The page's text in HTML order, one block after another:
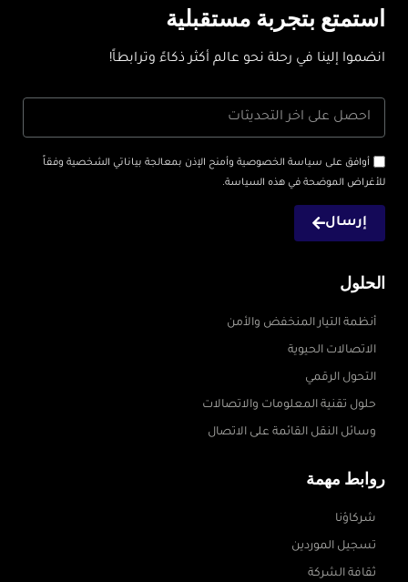
الحلول
أنظمة التيار المنخفض والأمن
الاتصالات الحيوية
التحول الرقمي
حلول تقنية المعلومات والاتصالات
وسائل النقل القائمة على الاتصال
روابط مهمة
شركاؤنا
تسجيل الموردين
ثقافة الشركة
استمتع بتجربة مستقبلية
انضموا إلينا في رحلة نحو عالم أكثر ذكاءً وترابطاً!
أوافق على سياسة الخصوصية وأمنح الإذن بمعالجة بياناتي الشخصية وفقاً
للأغراض الموضحة في هذه السياسة.
إرسال